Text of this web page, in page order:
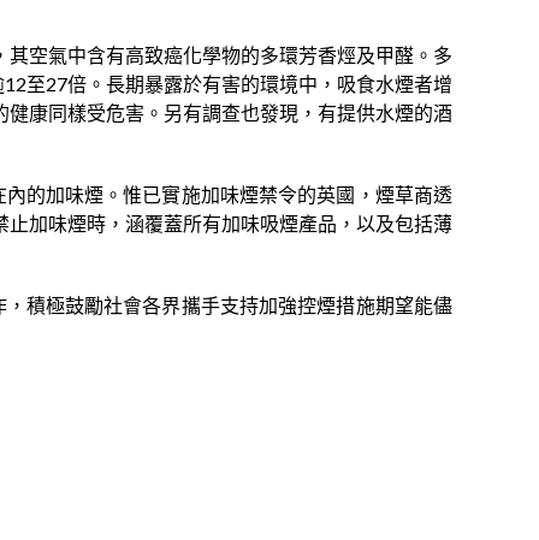
空氣中含有高致癌化學物的多環芳香烴及甲醛。多
至27倍。長期暴露於有害的環境中，吸食水煙者增
康同樣受危害。另有調查也發現，有提供水煙的酒
的加味煙。惟已實施加味煙禁令的英國，煙草商透
加味煙時，涵覆蓋所有加味吸煙產品，以及包括薄
積極鼓勵社會各界攜手支持加強控煙措施期望能儘